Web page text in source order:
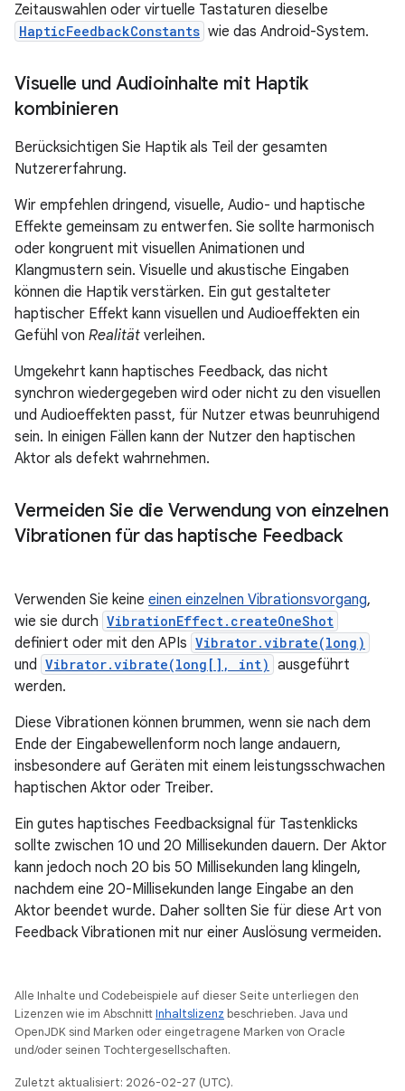
Zeitauswahlen oder virtuelle Tastaturen dieselbe
HapticFeedbackConstants wie das Android-System.
Visuelle und Audioinhalte mit Haptik
kombinieren
Berücksichtigen Sie Haptik als Teil der gesamten
Nutzererfahrung.
Wir empfehlen dringend, visuelle, Audio- und haptische
Effekte gemeinsam zu entwerfen. Sie sollte harmonisch
oder kongruent mit visuellen Animationen und
Klangmustern sein. Visuelle und akustische Eingaben
können die Haptik verstärken. Ein gut gestalteter
haptischer Effekt kann visuellen und Audioeffekten ein
Gefühl von Realität verleihen.
Umgekehrt kann haptisches Feedback, das nicht
synchron wiedergegeben wird oder nicht zu den visuellen
und Audioeffekten passt, für Nutzer etwas beunruhigend
sein. In einigen Fällen kann der Nutzer den haptischen
Aktor als defekt wahrnehmen.
Vermeiden Sie die Verwendung von einzelnen
Vibrationen für das haptische Feedback
Verwenden Sie keine einen einzelnen Vibrationsvorgang,
wie sie durch VibrationEffect.createOneShot
definiert oder mit den APIs Vibrator.vibrate(long)
und Vibrator.vibrate(long[], int) ausgeführt
werden.
Diese Vibrationen können brummen, wenn sie nach dem
Ende der Eingabewellenform noch lange andauern,
insbesondere auf Geräten mit einem leistungsschwachen
haptischen Aktor oder Treiber.
Ein gutes haptisches Feedbacksignal für Tastenklicks
sollte zwischen 10 und 20 Millisekunden dauern. Der Aktor
kann jedoch noch 20 bis 50 Millisekunden lang klingeln,
nachdem eine 20-Millisekunden lange Eingabe an den
Aktor beendet wurde. Daher sollten Sie für diese Art von
Feedback Vibrationen mit nur einer Auslösung vermeiden.
Alle Inhalte und Codebeispiele auf dieser Seite unterliegen den
Lizenzen wie im AbschnittInhaltslizenz beschrieben. Java und
OpenJDK sind Marken oder eingetragene Marken von Oracle
und/oder seinen Tochtergesellschaften.
Zuletzt aktualisiert: 2026-02-27 (UTC).